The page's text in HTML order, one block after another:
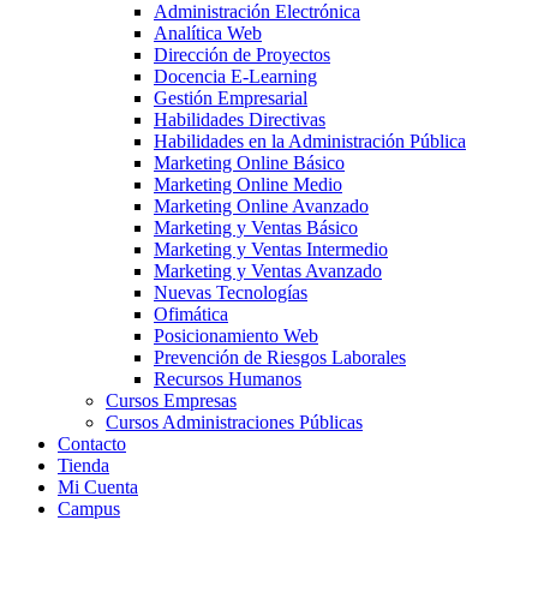
Administración Electrónica
Analítica Web
Dirección de Proyectos
Docencia E-Learning
Gestión Empresarial
Habilidades Directivas
Habilidades en la Administración Pública
Marketing Online Básico
Marketing Online Medio
Marketing Online Avanzado
Marketing y Ventas Básico
Marketing y Ventas Intermedio
Marketing y Ventas Avanzado
Nuevas Tecnologías
Ofimática
Posicionamiento Web
Prevención de Riesgos Laborales
Recursos Humanos
Cursos Empresas
Cursos Administraciones Públicas
Contacto
Tienda
Mi Cuenta
Campus